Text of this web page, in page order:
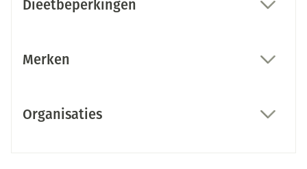
Dieetbeperkingen
Merken
Organisaties